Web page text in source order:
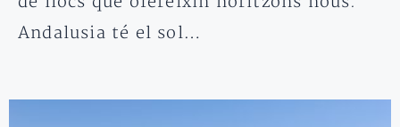
Andalusia té el sol…